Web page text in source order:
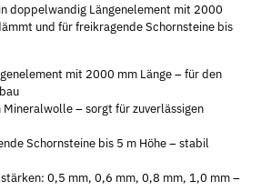
doppelwandig Längenelement mit 2000
und für freikragende Schornsteine bis
mit 2000 mm Länge – für den
– sorgt für zuverlässigen
Schornsteine bis 5 m Höhe – stabil
0,5 mm, 0,6 mm, 0,8 mm, 1,0 mm –